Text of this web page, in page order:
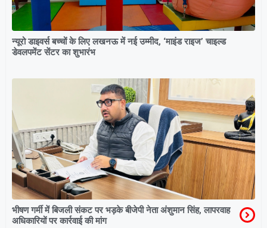
न्यूरो डाइवर्स बच्चों के लिए लखनऊ में नई उम्मीद, ‘माइंड राइज’ चाइल्ड
डेवलपमेंट सेंटर का शुभारंभ
भीषण गर्मी में बिजली संकट पर भड़के बीजेपी नेता अंशुमान सिंह, लापरवाह
अधिकारियों पर कार्रवाई की मांग